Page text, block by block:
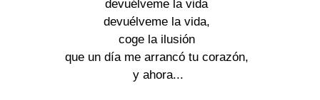
devuélveme la vida
devuélveme la vida,
coge la ilusión
que un día me arrancó tu corazón,
y ahora...